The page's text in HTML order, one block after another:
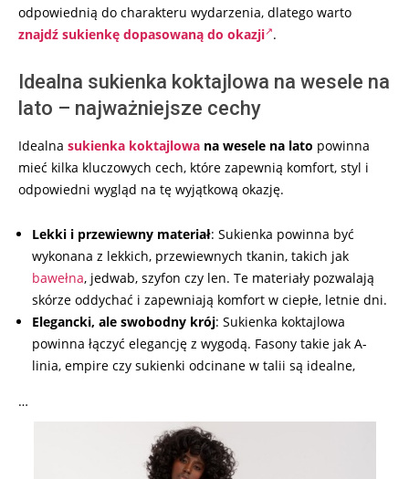
odpowiednią do charakteru wydarzenia, dlatego warto
znajdź sukienkę dopasowaną do okazji .
Idealna sukienka koktajlowa na wesele na
lato – najważniejsze cechy
Idealna sukienka koktajlowa na wesele na lato powinna
mieć kilka kluczowych cech, które zapewnią komfort, styl i
odpowiedni wygląd na tę wyjątkową okazję.
Lekki i przewiewny materiał: Sukienka powinna być
wykonana z lekkich, przewiewnych tkanin, takich jak
bawełna, jedwab, szyfon czy len. Te materiały pozwalają
skórze oddychać i zapewniają komfort w ciepłe, letnie dni.
Elegancki, ale swobodny krój: Sukienka koktajlowa
powinna łączyć elegancję z wygodą. Fasony takie jak A-
linia, empire czy sukienki odcinane w talii są idealne,
…